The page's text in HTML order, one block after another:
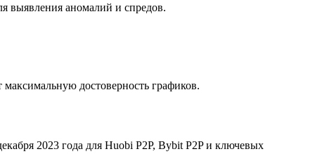
выявления аномалий и спредов.
достоверность графиков.
2023 года для Huobi P2P, Bybit P2P и ключевых